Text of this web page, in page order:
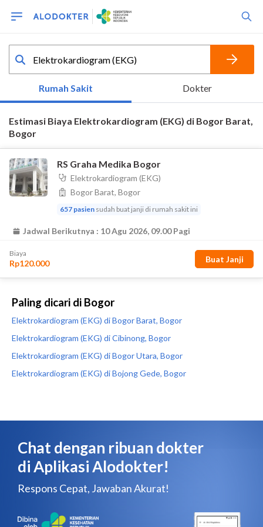
Paling dicari di Bogor
Elektrokardiogram (EKG) di Bogor Barat, Bogor
Elektrokardiogram (EKG) di Cibinong, Bogor
Elektrokardiogram (EKG) di Bogor Utara, Bogor
Elektrokardiogram (EKG) di Bojong Gede, Bogor